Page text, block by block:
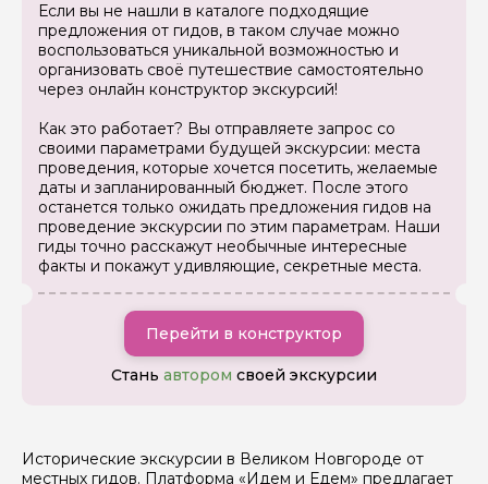
Если вы не нашли в каталоге подходящие
предложения от гидов, в таком случае можно
воспользоваться уникальной возможностью и
организовать своё путешествие самостоятельно
через онлайн конструктор экскурсий!
Как это работает? Вы отправляете запрос со
своими параметрами будущей экскурсии: места
проведения, которые хочется посетить, желаемые
даты и запланированный бюджет. После этого
останется только ожидать предложения гидов на
проведение экскурсии по этим параметрам. Наши
гиды точно расскажут необычные интересные
факты и покажут удивляющие, секретные места.
Перейти в конструктор
Стань автором своей экскурсии
Исторические экскурсии в Великом Новгороде от
местных гидов. Платформа «Идем и Едем» предлагает
Ваша электронная почта
Ваш номер телефона
Вопросы и комментарии
Если у вас есть интересующие вопросы, можете их
задать
Я даю своё согласие на обработку персональных